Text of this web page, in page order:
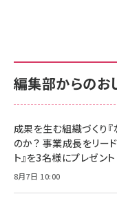
￥880
編集部からのお
成果を生む組織づくり
のか？ 事業成長をリー
ト』を3名様にプレゼント
8月7日 10:00